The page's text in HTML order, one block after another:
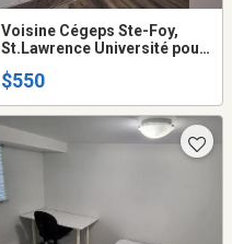
Voisine Cégeps Ste-Foy,
St.Lawrence Université pour
seulement aucun animal
stratifié,
$550